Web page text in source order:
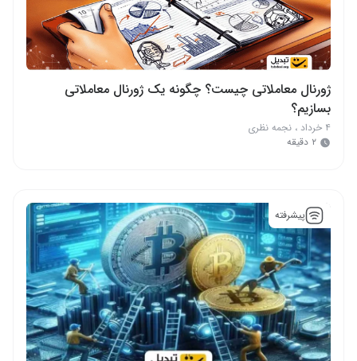
ژورنال معاملاتی چیست؟ چگونه یک ژورنال معاملاتی
بسازیم؟
۴ خرداد ، نجمه نظری
۲ دقیقه
پیشرفته